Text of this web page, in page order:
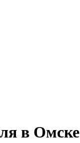
в Омске